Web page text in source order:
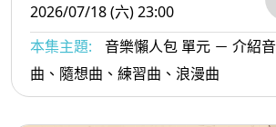
2026/07/18 (六) 23:00
本集主題:
音樂懶人包 單元 － 介紹音樂體裁：敘事
曲、隨想曲、練習曲、浪漫曲